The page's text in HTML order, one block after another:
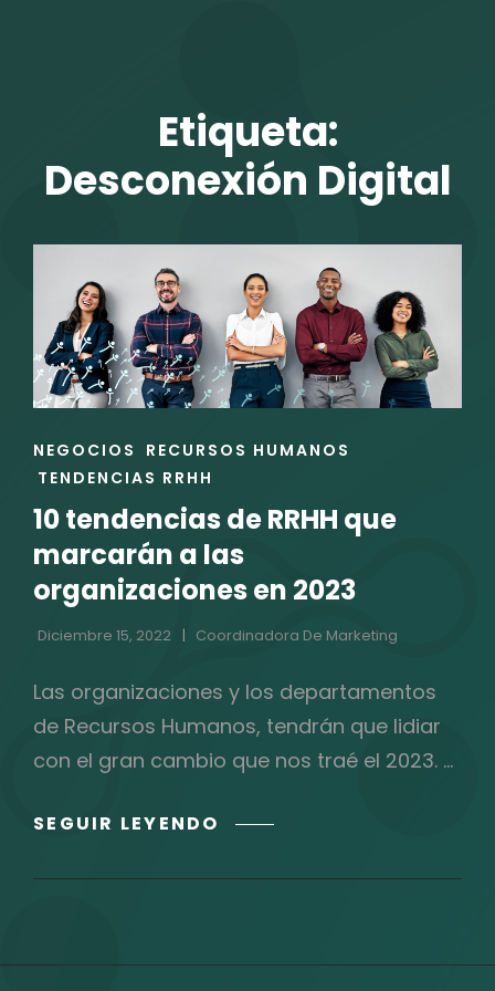
Etiqueta:
Desconexión Digital
ENLACES
DE
CATEGORÍAS
NEGOCIOS
RECURSOS HUMANOS
TENDENCIAS RRHH
10 tendencias de RRHH que
marcarán a las
organizaciones en 2023
Diciembre 15, 2022 Coordinadora De Marketing
Las organizaciones y los departamentos
de Recursos Humanos, tendrán que lidiar
con el gran cambio que nos traé el 2023. …
SEGUIR LEYENDO 10
DE
MARCARÁN